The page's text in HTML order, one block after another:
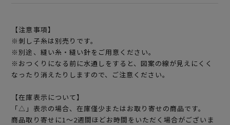
【注意事項】
※刺し子糸は別売りです。
※別途、縫い糸・縫い針をご用意ください。
※おつくりになる前に水通しをすると、図案の線が見えにくく
なったり消えたりしますので、ご注意ください。
【在庫表示について】
「△」表示の場合、在庫僅少またはお取り寄せの商品です。
商品取り寄せに1～2週間ほどお時間をいただく場合がございま